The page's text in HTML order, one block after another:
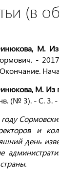
(в
М.Из
-
М. Из
(№ 3). - С. 3. -
и
день